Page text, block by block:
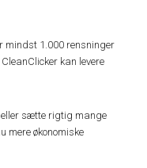
mindst 1.000 rensninger
kan levere
sætte rigtig mange
mere økonomiske